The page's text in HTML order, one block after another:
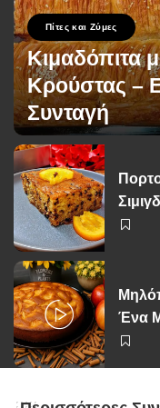
Πίτες και Ζύμες
Κιμαδόπιτα
Κρούστας –
Συνταγή
Posted
by
George Zolis 5
Ένα